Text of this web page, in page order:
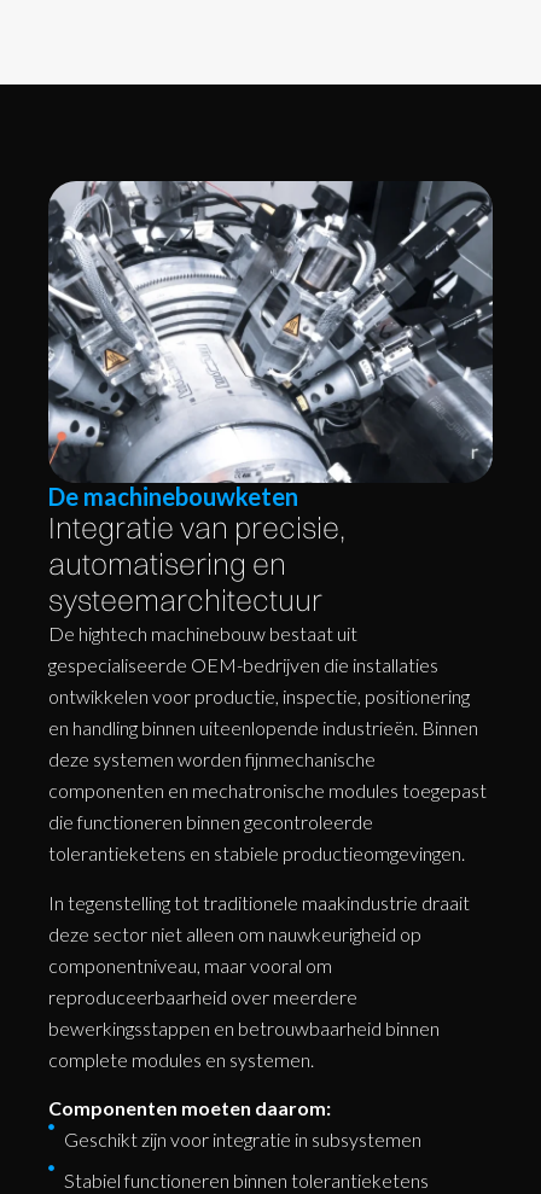
De machinebouwketen
Integratie van precisie,
automatisering en
systeemarchitectuur
De hightech machinebouw bestaat uit
gespecialiseerde OEM-bedrijven die installaties
ontwikkelen voor productie, inspectie, positionering
en handling binnen uiteenlopende industrieën. Binnen
deze systemen worden fijnmechanische
componenten en mechatronische modules toegepast
die functioneren binnen gecontroleerde
tolerantieketens en stabiele productieomgevingen.
In tegenstelling tot traditionele maakindustrie draait
deze sector niet alleen om nauwkeurigheid op
componentniveau, maar vooral om
reproduceerbaarheid over meerdere
bewerkingsstappen en betrouwbaarheid binnen
complete modules en systemen.
Componenten moeten daarom:
Geschikt zijn voor integratie in subsystemen
Stabiel functioneren binnen tolerantieketens